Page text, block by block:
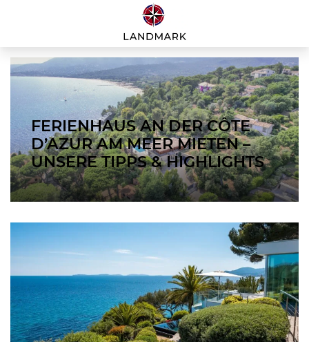
FERIENHAUS AN DER CÔTE
D’AZUR AM MEER MIETEN –
UNSERE TIPPS & HIGHLIGHTS